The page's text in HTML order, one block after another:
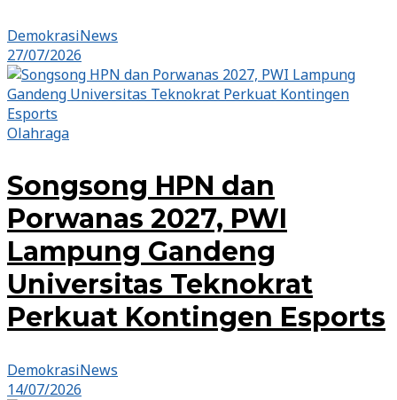
DemokrasiNews
27/07/2026
Olahraga
Songsong HPN dan
Porwanas 2027, PWI
Lampung Gandeng
Universitas Teknokrat
Perkuat Kontingen Esports
DemokrasiNews
14/07/2026